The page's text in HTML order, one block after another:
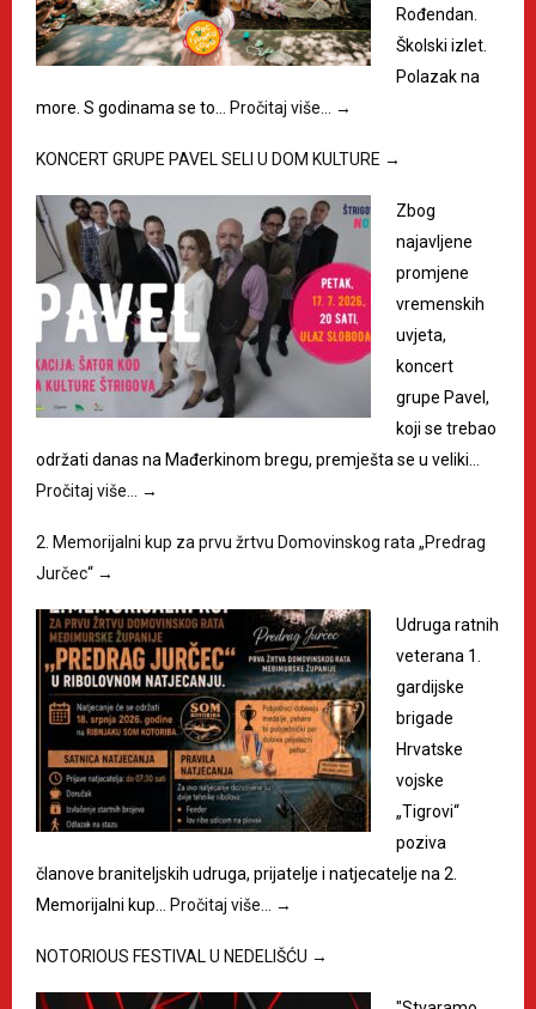
Rođendan.
Školski izlet.
Polazak na
more. S godinama se to…
Pročitaj više… →
KONCERT GRUPE PAVEL SELI U DOM KULTURE →
Zbog
najavljene
promjene
vremenskih
uvjeta,
koncert
grupe Pavel,
koji se trebao
održati danas na Mađerkinom bregu, premješta se u veliki…
Pročitaj više…
→
2. Memorijalni kup za prvu žrtvu Domovinskog rata „Predrag
Jurčec“ →
Udruga ratnih
veterana 1.
gardijske
brigade
Hrvatske
vojske
„Tigrovi“
poziva
članove braniteljskih udruga, prijatelje i natjecatelje na 2.
Memorijalni kup…
Pročitaj više… →
NOTORIOUS FESTIVAL U NEDELIŠĆU →